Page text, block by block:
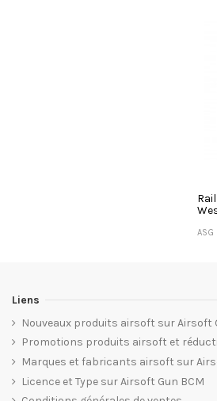
ASG
Liens
Nouveaux produits airsoft sur Airsoft
Promotions produits airsoft et
Marques et fabricants airsoft sur
Licence et Type sur Airsoft Gun BCM